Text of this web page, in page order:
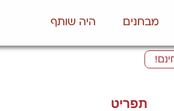
מבחנים היה שותף
תפריט